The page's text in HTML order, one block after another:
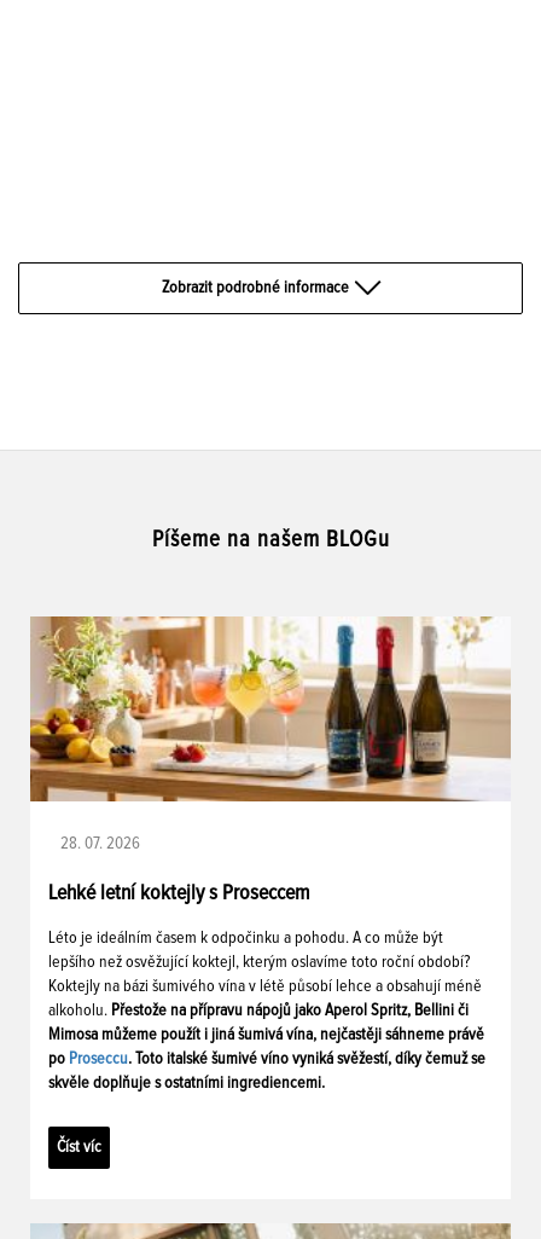
Zobrazit podrobné informace
Píšeme na našem BLOGu
28. 07. 2026
Lehké letní koktejly s Proseccem
Léto je ideálním časem k odpočinku a pohodu. A co může být
lepšího než osvěžující koktejl, kterým oslavíme toto roční období?
Koktejly na bázi šumivého vína v létě působí lehce a obsahují méně
alkoholu. Přestože na přípravu nápojů jako Aperol Spritz, Bellini či
Mimosa můžeme použít i jiná šumivá vína, nejčastěji sáhneme právě
po Proseccu. Toto italské šumivé víno vyniká svěžestí, díky čemuž se
skvěle doplňuje s ostatními ingrediencemi.
Číst víc